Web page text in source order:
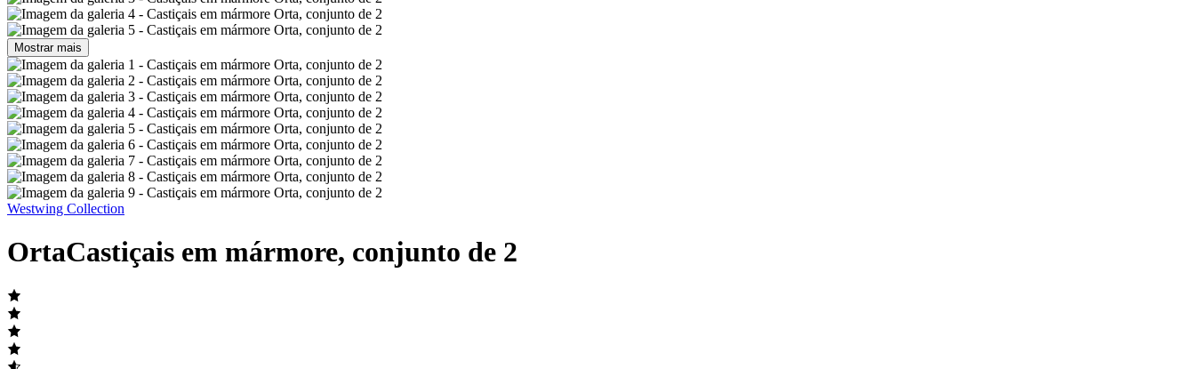
Mostrar mais
Westwing Collection
OrtaCastiçais em mármore, conjunto de 2